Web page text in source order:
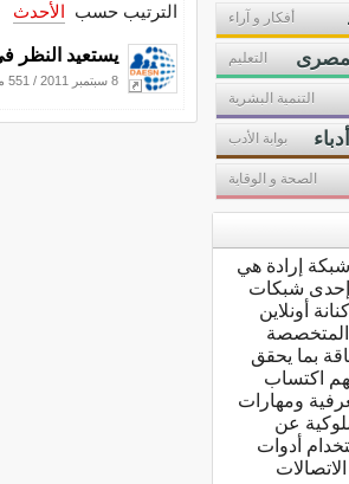
الترتيب حسب الأحدث
يستعيد النظر
8 سبتمبر 2011 / 551 مشاهدة
أفكار و آراء
التعليم
التنمية البشرية
بوابة الأدب
الصحة و الوقاية
شبكة إرادة هي
إحدى شبكات
كنانة أونلاين
المتخصصة
بما يحقق
اكتساب
ومهارات
عن
أدوات